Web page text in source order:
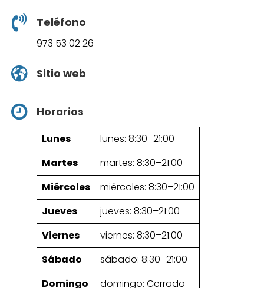
Teléfono
973 53 02 26
Sitio web
Horarios
Lunes
lunes: 8:30–21:00
Martes
martes: 8:30–21:00
Miércoles
miércoles: 8:30–21:00
Jueves
jueves: 8:30–21:00
Viernes
viernes: 8:30–21:00
Sábado
sábado: 8:30–21:00
Domingo
domingo: Cerrado